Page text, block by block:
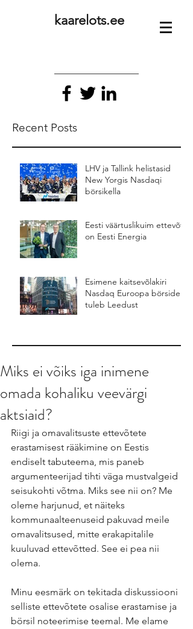
kaarelots.ee
Recent Posts
LHV ja Tallink helistasid
New Yorgis Nasdaqi
börsikella
Eesti väärtuslikuim ettevõte
on Eesti Energia
Esimene kaitsevõlakiri
Nasdaq Euroopa börsidel
tuleb Leedust
Miks ei võiks iga inimene
omada kohaliku veevärgi
aktsiaid?
Riigi ja omavalitsuste ettevõtete
erastamisest rääkimine on Eestis
endiselt tabuteema, mis paneb
argumenteerijad tihti väga mustvalgeid
seisukohti võtma. Miks see nii on? Me
oleme harjunud, et näiteks
kommunaalteenuseid pakuvad meile
omavalitsused, mitte erakapitalile
kuuluvad ettevõtted. See ei pea nii
olema.
Minu eesmärk on tekitada diskussiooni
selliste ettevõtete osalise erastamise ja
börsil noteerimise teemal. Me elame